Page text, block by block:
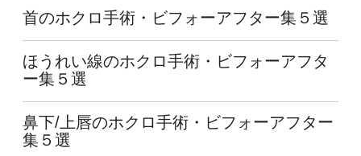
首のホクロ手術・ビフォーアフター集５選
ほうれい線のホクロ手術・ビフォーアフタ
ー集５選
鼻下/上唇のホクロ手術・ビフォーアフター
集５選